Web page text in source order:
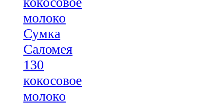
Сумка
Саломея
130
кокосовое
молоко